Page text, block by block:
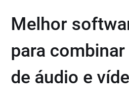
Melhor
para
de áudio e